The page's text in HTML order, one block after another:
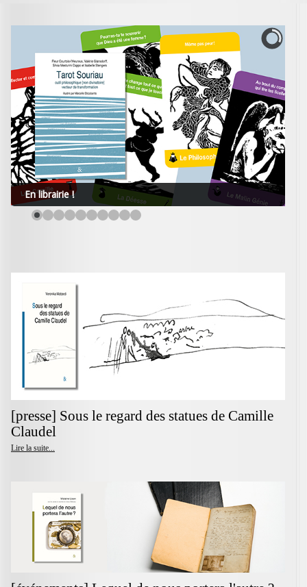
En librairie !
[presse] Sous le regard des statues de Camille
Claudel
Lire la suite...